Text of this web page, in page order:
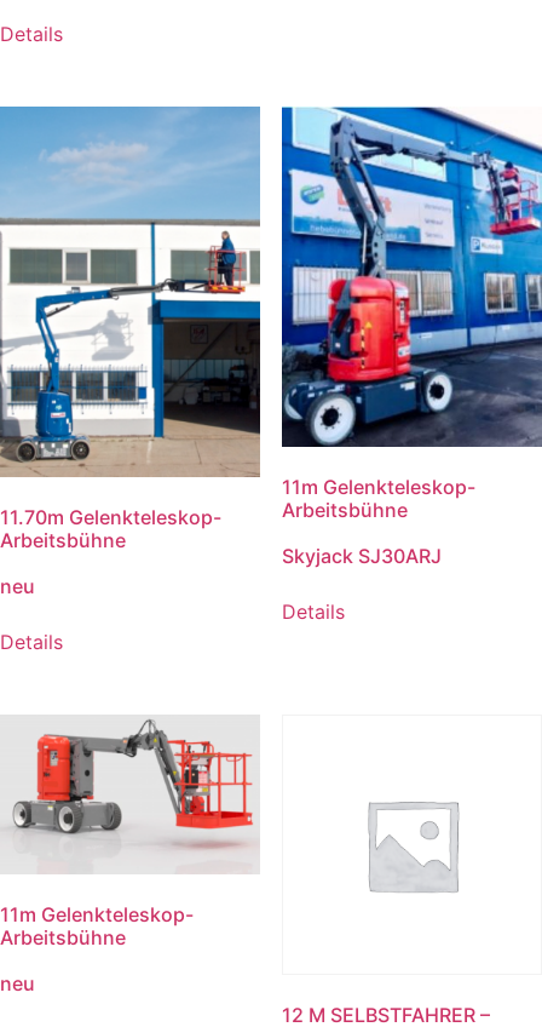
Details
11.70m Gelenkteleskop-
Arbeitsbühne
neu
Details
11m Gelenkteleskop-
Arbeitsbühne
Skyjack SJ30ARJ
Details
11m Gelenkteleskop-
Arbeitsbühne
neu
12 M SELBSTFAHRER –